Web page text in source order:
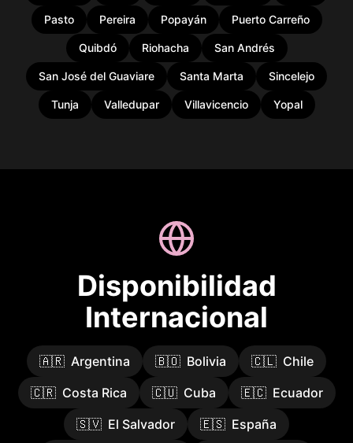
Pasto Pereira Popayán Puerto Carreño
Quibdó Riohacha San Andrés
San José del Guaviare Santa Marta Sincelejo
Tunja Valledupar Villavicencio Yopal
Disponibilidad
Internacional
🇦🇷 Argentina 🇧🇴 Bolivia 🇨🇱 Chile
🇨🇷 Costa Rica 🇨🇺 Cuba 🇪🇨 Ecuador
🇸🇻 El Salvador 🇪🇸 España